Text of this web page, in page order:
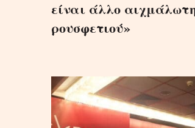
είναι άλλο
ρουσφετιού»